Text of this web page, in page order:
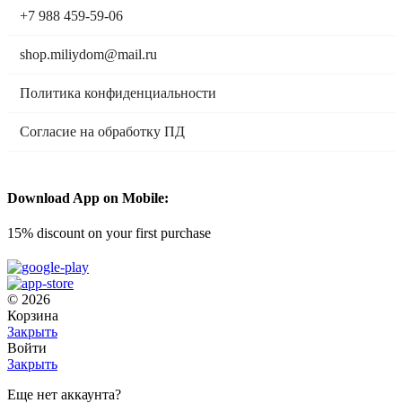
+7 988 459-59-06
shop.miliydom@mail.ru
Политика конфиденциальности
Согласие на обработку ПД
Download App on Mobile:
15% discount on your first purchase
© 2026
Корзина
Закрыть
Войти
Закрыть
Еще нет аккаунта?